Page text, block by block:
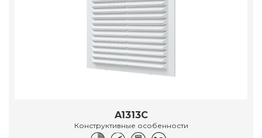
A1313C
Конструктивные особенности